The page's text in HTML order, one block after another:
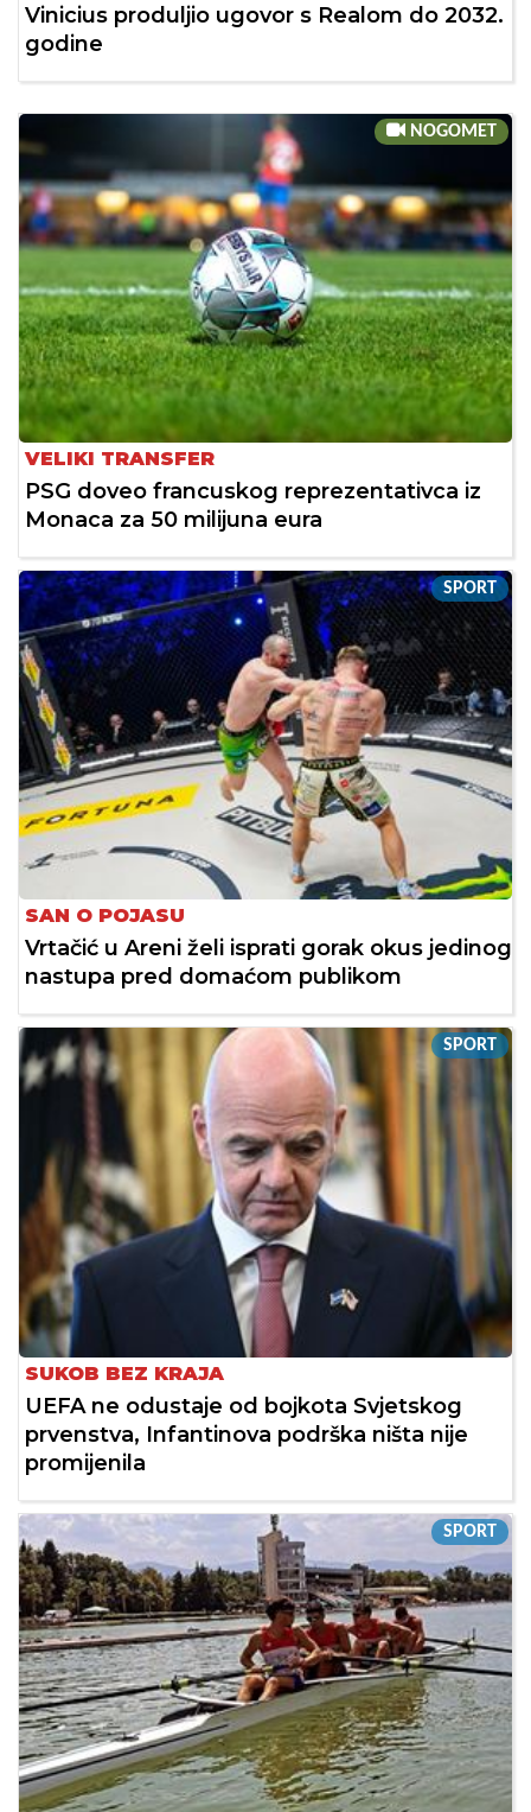
Vinicius produljio ugovor s Realom do 2032.
godine
NOGOMET
VELIKI TRANSFER
PSG doveo francuskog reprezentativca iz
Monaca za 50 milijuna eura
SPORT
SAN O POJASU
Vrtačić u Areni želi isprati gorak okus jedinog
nastupa pred domaćom publikom
SPORT
SUKOB BEZ KRAJA
UEFA ne odustaje od bojkota Svjetskog
prvenstva, Infantinova podrška ništa nije
promijenila
SPORT